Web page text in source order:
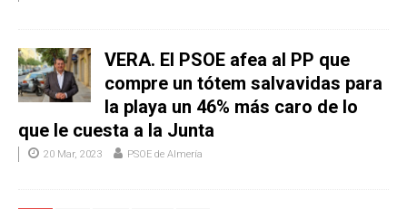
VERA. El PSOE afea al PP que
compre un tótem salvavidas para
la playa un 46% más caro de lo
que le cuesta a la Junta
20 Mar, 2023 PSOE de Almería